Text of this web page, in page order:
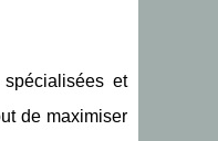
et
de maximiser